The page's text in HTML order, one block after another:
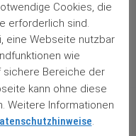
treffsicher.
zugegriffen.
Cookies, die
erforderlich sind.
eine Webseite nutzbar
wie
sichere Bereiche der
kann ohne diese
Weitere Informationen